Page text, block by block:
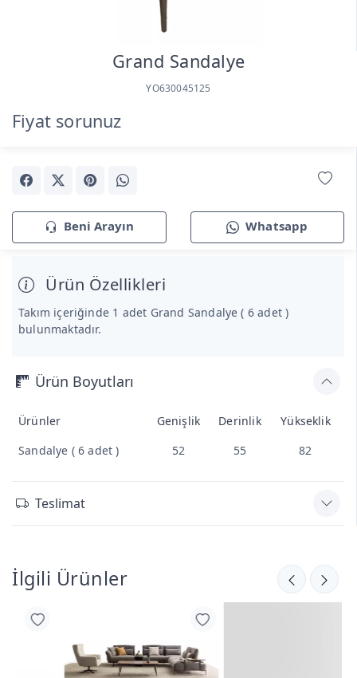
Grand Sandalye
YO630045125
Fiyat sorunuz
Beni Arayın Whatsapp
Ürün Özellikleri
Takım içeriğinde 1 adet Grand Sandalye ( 6 adet )
bulunmaktadır.
Ürün Boyutları
Ürünler Genişlik Derinlik
Yükseklik
Sandalye ( 6 adet )
52 55 82
Teslimat
İlgili Ürünler